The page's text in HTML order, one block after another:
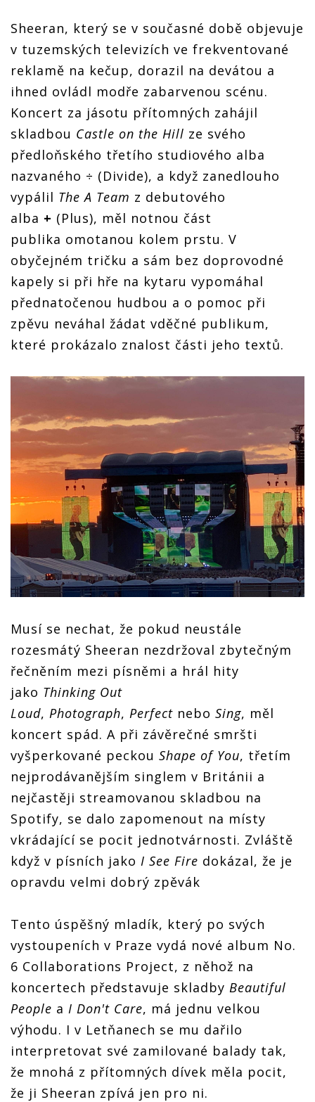
Sheeran, který se v současné době objevuje
v tuzemských televizích ve frekventované
reklamě na kečup, dorazil na devátou a
ihned ovládl modře zabarvenou scénu.
Koncert za jásotu přítomných zahájil
skladbou Castle on the Hill ze svého
předloňského třetího studiového alba
nazvaného ÷ (Divide), a když zanedlouho
vypálil The A Team z debutového
alba + (Plus), měl notnou část
publika omotanou kolem prstu. V
obyčejném tričku a sám bez doprovodné
kapely si při hře na kytaru vypomáhal
přednatočenou hudbou a o pomoc při
zpěvu neváhal žádat vděčné publikum,
které prokázalo znalost části jeho textů.
Musí se nechat, že pokud neustále
rozesmátý Sheeran nezdržoval zbytečným
řečněním mezi písněmi a hrál hity
jako Thinking Out
Loud, Photograph, Perfect nebo Sing, měl
koncert spád. A při závěrečné smršti
vyšperkované peckou Shape of You, třetím
nejprodávanějším singlem v Británii a
nejčastěji streamovanou skladbou na
Spotify, se dalo zapomenout na místy
vkrádající se pocit jednotvárnosti. Zvláště
když v písních jako I See Fire dokázal, že je
opravdu velmi dobrý zpěvák
Tento úspěšný mladík, který po svých
vystoupeních v Praze vydá nové album No.
6 Collaborations Project, z něhož na
koncertech představuje skladby Beautiful
People a I Don't Care, má jednu velkou
výhodu. I v Letňanech se mu dařilo
interpretovat své zamilované balady tak,
že mnohá z přítomných dívek měla pocit,
že ji Sheeran zpívá jen pro ni.